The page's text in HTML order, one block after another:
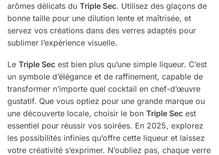
arômes délicats du Triple Sec. Utilisez des glaçons de
bonne taille pour une dilution lente et maîtrisée, et
servez vos créations dans des verres adaptés pour
sublimer l’expérience visuelle.
Le Triple Sec est bien plus qu’une simple liqueur. C’est
un symbole d’élégance et de raffinement, capable de
transformer n’importe quel cocktail en chef-d’œuvre
gustatif. Que vous optiez pour une grande marque ou
une découverte locale, choisir le bon Triple Sec est
essentiel pour réussir vos soirées. En 2025, explorez
les possibilités infinies qu’offre cette liqueur et laissez
votre créativité s’exprimer. N’oubliez pas, chaque verre